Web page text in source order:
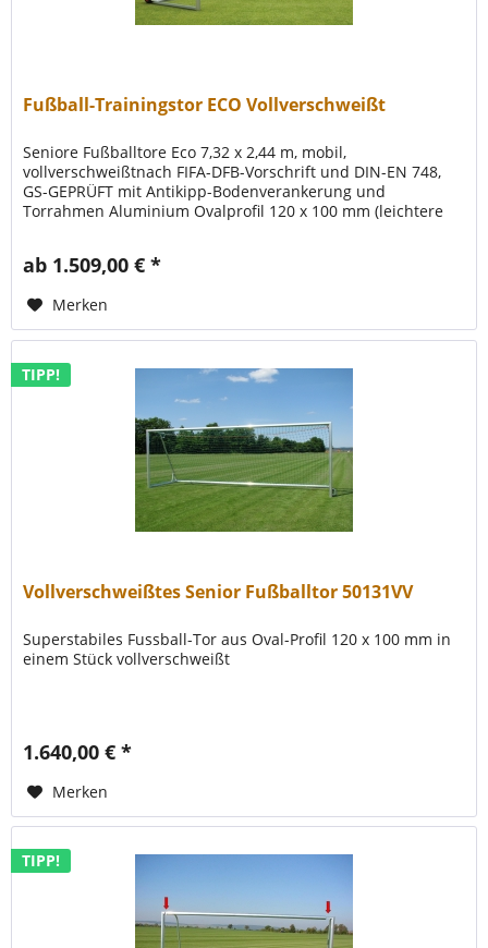
Fußball-Trainingstor ECO Vollverschweißt
Seniore Fußballtore Eco 7,32 x 2,44 m, mobil,
vollverschweißtnach FIFA-DFB-Vorschrift und DIN-EN 748,
GS-GEPRÜFT mit Antikipp-Bodenverankerung und
Torrahmen Aluminium Ovalprofil 120 x 100 mm (leichtere
ab 1.509,00 € *
Merken
TIPP!
Vollverschweißtes Senior Fußballtor 50131VV
Superstabiles Fussball-Tor aus Oval-Profil 120 x 100 mm in
einem Stück vollverschweißt
1.640,00 € *
Merken
TIPP!